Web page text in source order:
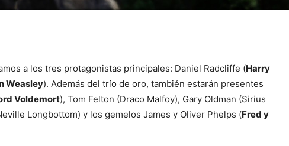
a los tres protagonistas principales: Daniel Radcliffe (Harry
Weasley). Además del trío de oro, también estarán presentes
Voldemort), Tom Felton (Draco Malfoy), Gary Oldman (Sirius
Longbottom) y los gemelos James y Oliver Phelps (Fred y